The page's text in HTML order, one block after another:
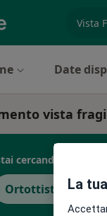
Date
vista
cercando?
Ortottista La